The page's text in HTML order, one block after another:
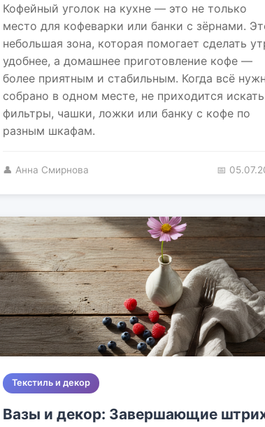
Кофейный уголок на кухне — это не только
место для кофеварки или банки с зёрнами.
небольшая зона, которая помогает сделать
удобнее, а домашнее приготовление кофе —
более приятным и стабильным. Когда всё
собрано в одном месте, не приходится искать
фильтры, чашки, ложки или банку с кофе по
разным шкафам.
👤 Анна Смирнова 📅
Текстиль и декор
Вазы и декор: Завершающие